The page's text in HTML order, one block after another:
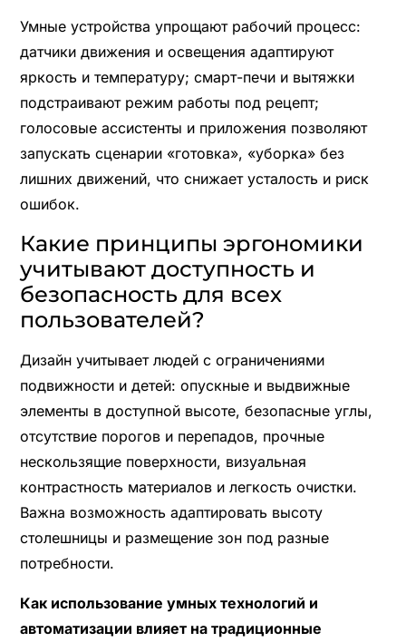
Умные устройства упрощают рабочий процесс:
датчики движения и освещения адаптируют
яркость и температуру; смарт-печи и вытяжки
подстраивают режим работы под рецепт;
голосовые ассистенты и приложения позволяют
запускать сценарии «готовка», «уборка» без
лишних движений, что снижает усталость и риск
ошибок.
Какие принципы эргономики
учитывают доступность и
безопасность для всех
пользователей?
Дизайн учитывает людей с ограничениями
подвижности и детей: опускные и выдвижные
элементы в доступной высоте, безопасные углы,
отсутствие порогов и перепадов, прочные
нескользящие поверхности, визуальная
контрастность материалов и легкость очистки.
Важна возможность адаптировать высоту
столешницы и размещение зон под разные
потребности.
Как использование умных технологий и
автоматизации влияет на традиционные